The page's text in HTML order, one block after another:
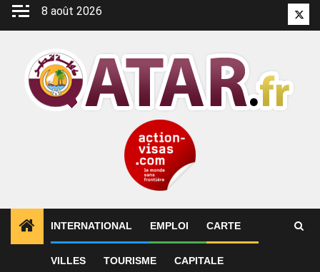
Aller
8 août 2026
INTERNATIONAL EMPLOI CARTE
VILLES TOURISME CAPITALE
International